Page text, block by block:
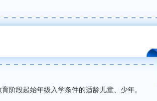
阶段起始年级入学条件的适龄儿童、少年。